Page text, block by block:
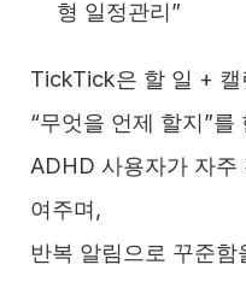
형 일정관리”
TickTick은 할 일 + 캘
“무엇을 언제 할지”
ADHD 사용자가 자주
여주며,
반복 알림으로 꾸준함